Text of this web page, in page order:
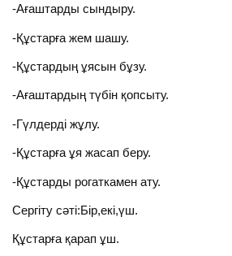
-Ағаштарды сындыру.
-Құстарға жем шашу.
-Құстардың ұясын бұзу.
-Ағаштардың түбін қопсыту.
-Гүлдерді жұлу.
-Құстарға ұя жасап беру.
-Құстарды рогаткамен ату.
Сергіту сәті:Бір,екі,үш.
Құстарға қарап ұш.